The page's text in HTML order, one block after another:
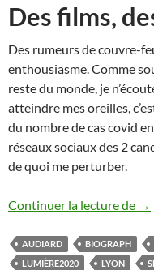
Des films,
Des rumeurs de couvre-
enthousiasme. Comme
reste du monde, je
atteindre mes oreilles,
du nombre de cas covid
réseaux sociaux des 2
de quoi me perturber.
Continuer la lecture de →
AUDIARD BIOGRAPH
LUMIÈRE2020
LYON